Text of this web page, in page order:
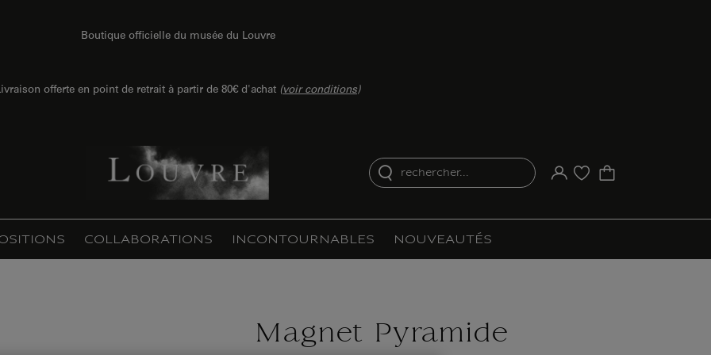
Boutique officielle du musée du Louvre
offerte en point de retrait à partir de 80€ d'achat (voir conditions)
rechercher...
Votre compte
Liste d'achat
COLLABORATIONS INCONTOURNABLES NOUVEAUTÉS
Magnet Pyramide